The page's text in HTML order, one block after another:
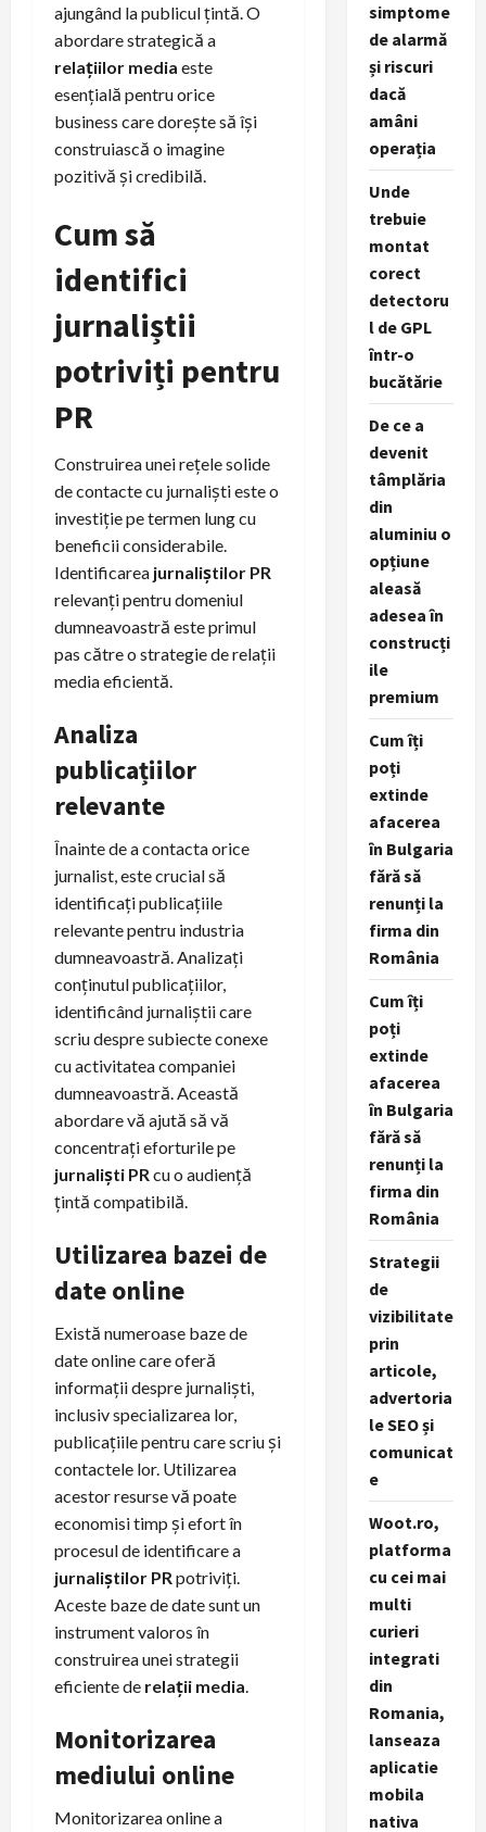
ajungând la publicul țintă. O
abordare strategică a
relațiilor media este
esențială pentru orice
business care dorește să își
construiască o imagine
pozitivă și credibilă.
Cum să
identifici
jurnaliștii
potriviți pentru
PR
Construirea unei rețele solide
de contacte cu jurnaliști este o
investiție pe termen lung cu
beneficii considerabile.
Identificarea jurnaliștilor PR
relevanți pentru domeniul
dumneavoastră este primul
pas către o strategie de relații
media eficientă.
Analiza
publicațiilor
relevante
Înainte de a contacta orice
jurnalist, este crucial să
identificați publicațiile
relevante pentru industria
dumneavoastră. Analizați
conținutul publicațiilor,
identificând jurnaliștii care
scriu despre subiecte conexe
cu activitatea companiei
dumneavoastră. Această
abordare vă ajută să vă
concentrați eforturile pe
jurnaliști PR cu o audiență
țintă compatibilă.
Utilizarea bazei de
date online
Există numeroase baze de
date online care oferă
informații despre jurnaliști,
inclusiv specializarea lor,
publicațiile pentru care scriu și
contactele lor. Utilizarea
acestor resurse vă poate
economisi timp și efort în
procesul de identificare a
jurnaliștilor PR potriviți.
Aceste baze de date sunt un
instrument valoros în
construirea unei strategii
eficiente de relații media
Monitorizarea
mediului online
Monitorizarea online a
simptome
de alarmă
și riscuri
dacă
amâni
operația
Unde
trebuie
montat
corect
detectoru
l de GPL
într-o
bucătărie
De ce a
devenit
tâmplăria
din
aluminiu o
opțiune
aleasă
adesea în
construcți
ile
premium
Cum îți
poți
extinde
afacerea
în Bulgaria
fără să
renunți la
firma din
România
Cum îți
poți
extinde
afacerea
în Bulgaria
fără să
renunți la
firma din
România
Strategii
de
vizibilitate
prin
articole,
advertoria
le SEO și
comunicat
e
Woot.ro,
platforma
cu cei mai
multi
curieri
integrati
din
Romania,
lanseaza
aplicatie
mobila
nativa